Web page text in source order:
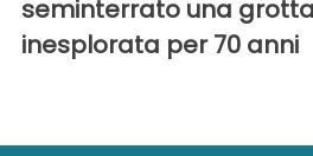
seminterrato una
inesplorata per 70 anni